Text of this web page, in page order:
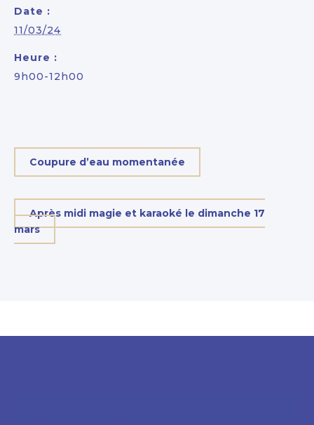
Date :
11/03/24
Heure :
9h00-12h00
Coupure d’eau momentanée
Après midi magie et karaoké le dimanche 17
mars